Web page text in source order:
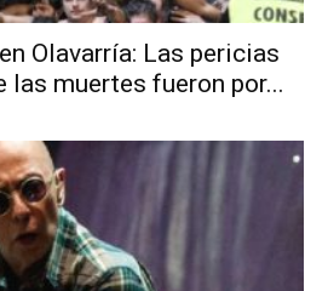
Olavarría: Las pericias
las muertes fueron por...